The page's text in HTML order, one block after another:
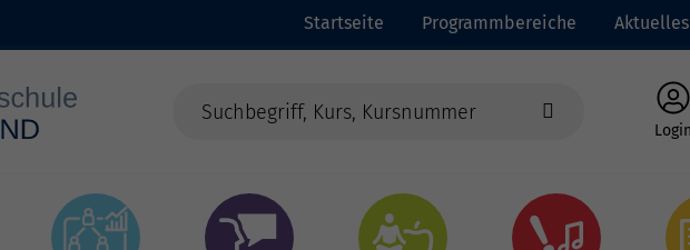
Startseite Programmbereiche Aktuelles
Login